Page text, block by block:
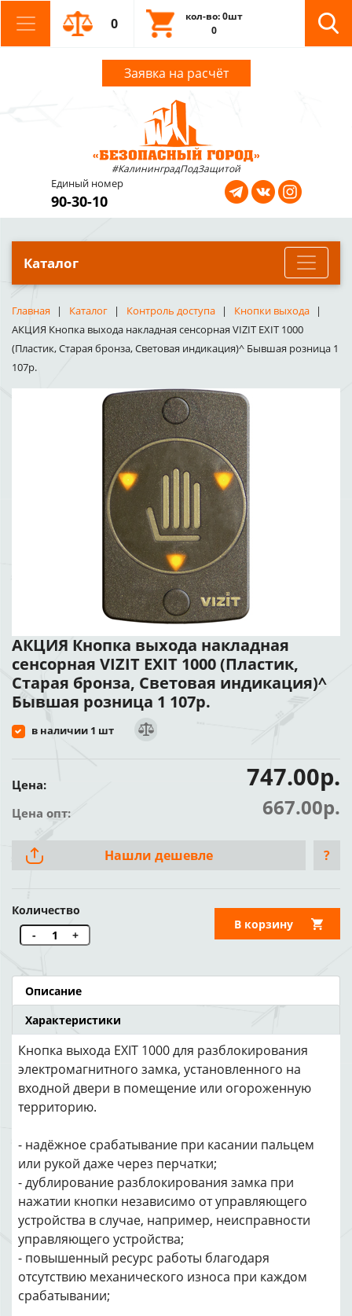
0
кол-во: 0шт
0
Заявка на расчёт
#КалининградПодЗащитой
Единый номер
90-30-10
Каталог
Главная Каталог Контроль доступа
Кнопки выхода
АКЦИЯ Кнопка выхода накладная сенсорная VIZIT EXIT 1000
(Пластик, Старая бронза, Световая индикация)^ Бывшая розница 1
107р.
АКЦИЯ Кнопка выхода накладная
сенсорная VIZIT EXIT 1000 (Пластик,
Старая бронза, Световая индикация)^
Бывшая розница 1 107р.
в наличии 1 шт
Цена: 747.00р.
Цена опт: 667.00р.
Нашли дешевле ?
Количество
-
+
В корзину
Описание
Характеристики
Кнопка выхода EXIT 1000 для разблокирования
электромагнитного замка, установленного на
входной двери в помещение или огороженную
территорию.
- надёжное срабатывание при касании пальцем
или рукой даже через перчатки;
- дублирование разблокирования замка при
нажатии кнопки независимо от управляющего
устройства в случае, например, неисправности
управляющего устройства;
- повышенный ресурс работы благодаря
отсутствию механического износа при каждом
срабатывании;